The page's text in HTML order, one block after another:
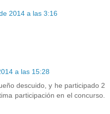
2014 a las 3:16
a las 15:28
descuido, y he participado 2
participación en el concurso.